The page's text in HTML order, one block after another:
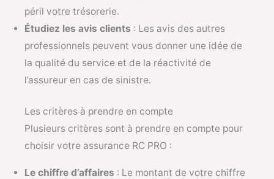
péril votre trésorerie.
Étudiez les avis clients : Les avis des autres
professionnels peuvent vous donner une idée de
la qualité du service et de la réactivité de
l’assureur en cas de sinistre.
Les critères à prendre en compte
Plusieurs critères sont à prendre en compte pour
choisir votre assurance RC PRO :
Le chiffre d’affaires : Le montant de votre chiffre